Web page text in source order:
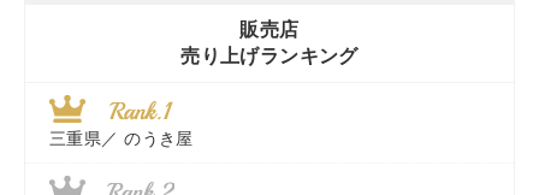
販売店
売り上げランキング
三重県／ のうき屋